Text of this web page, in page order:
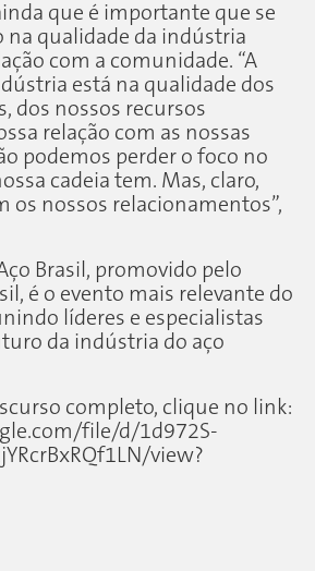
que é importante que se
na qualidade da indústria
com a comunidade. “A
está na qualidade dos
dos nossos recursos
relação com as nossas
podemos perder o foco no
cadeia tem. Mas, claro,
os nossos relacionamentos”,
Brasil, promovido pelo
é o evento mais relevante do
líderes e especialistas
da indústria do aço
completo, clique no link:
file/d/1d972S-
view?